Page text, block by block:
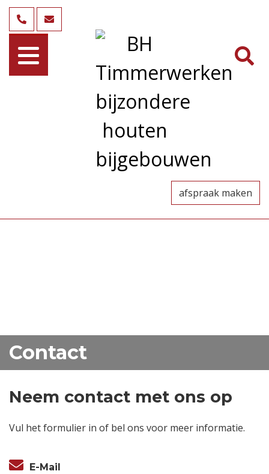
afspraak maken
Contact
Neem contact met ons op
Vul het formulier in of bel ons voor meer informatie.
E-Mail